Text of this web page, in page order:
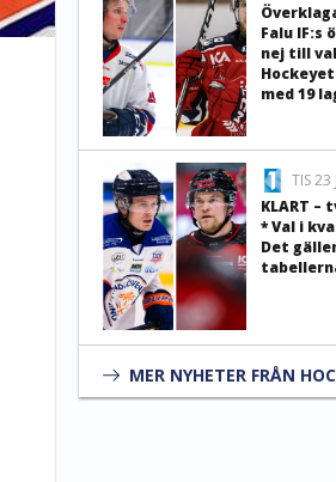
Falu IF:s
nej till
med 19
TIS
KLART –
* Val i
Det
MER NYHETER FRÅN